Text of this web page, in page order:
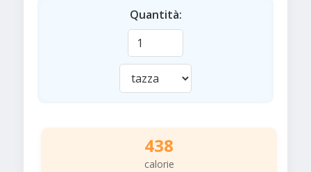
Quantità:
438
calorie